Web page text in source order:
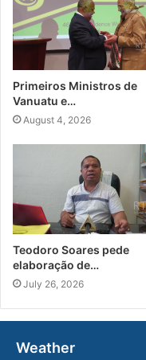
Primeiros Ministros de
Vanuatu e…
August 4, 2026
Teodoro Soares pede
elaboração de…
July 26, 2026
Weather